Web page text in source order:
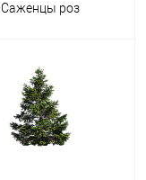
Саженцы роз